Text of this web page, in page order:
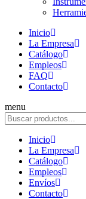
Inicio
La Empresa
Catálogo
Empleos
FAQ
Contacto
menu
Inicio
La Empresa
Catálogo
Empleos
Envíos
Contacto